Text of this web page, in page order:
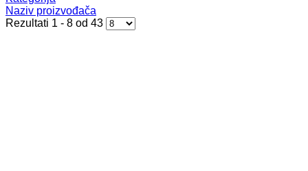
Naziv proizvođača
Rezultati 1 - 8 od 43